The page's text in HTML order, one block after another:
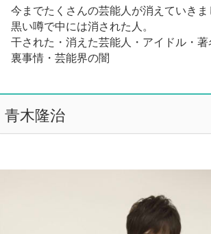
今までたくさんの芸能人が消えていきま
黒い噂で中には消された人。
干された・消えた芸能人・アイドル・
裏事情・芸能界の闇
青木隆治